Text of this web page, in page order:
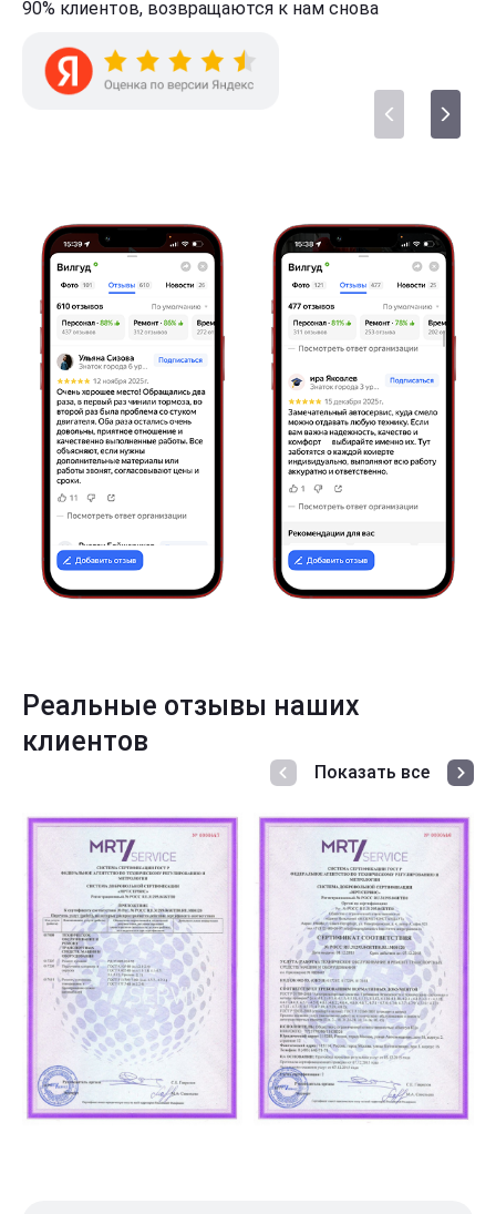
90% клиентов, возвращаются к нам снова
Реальные отзывы наших
клиентов
Показать все